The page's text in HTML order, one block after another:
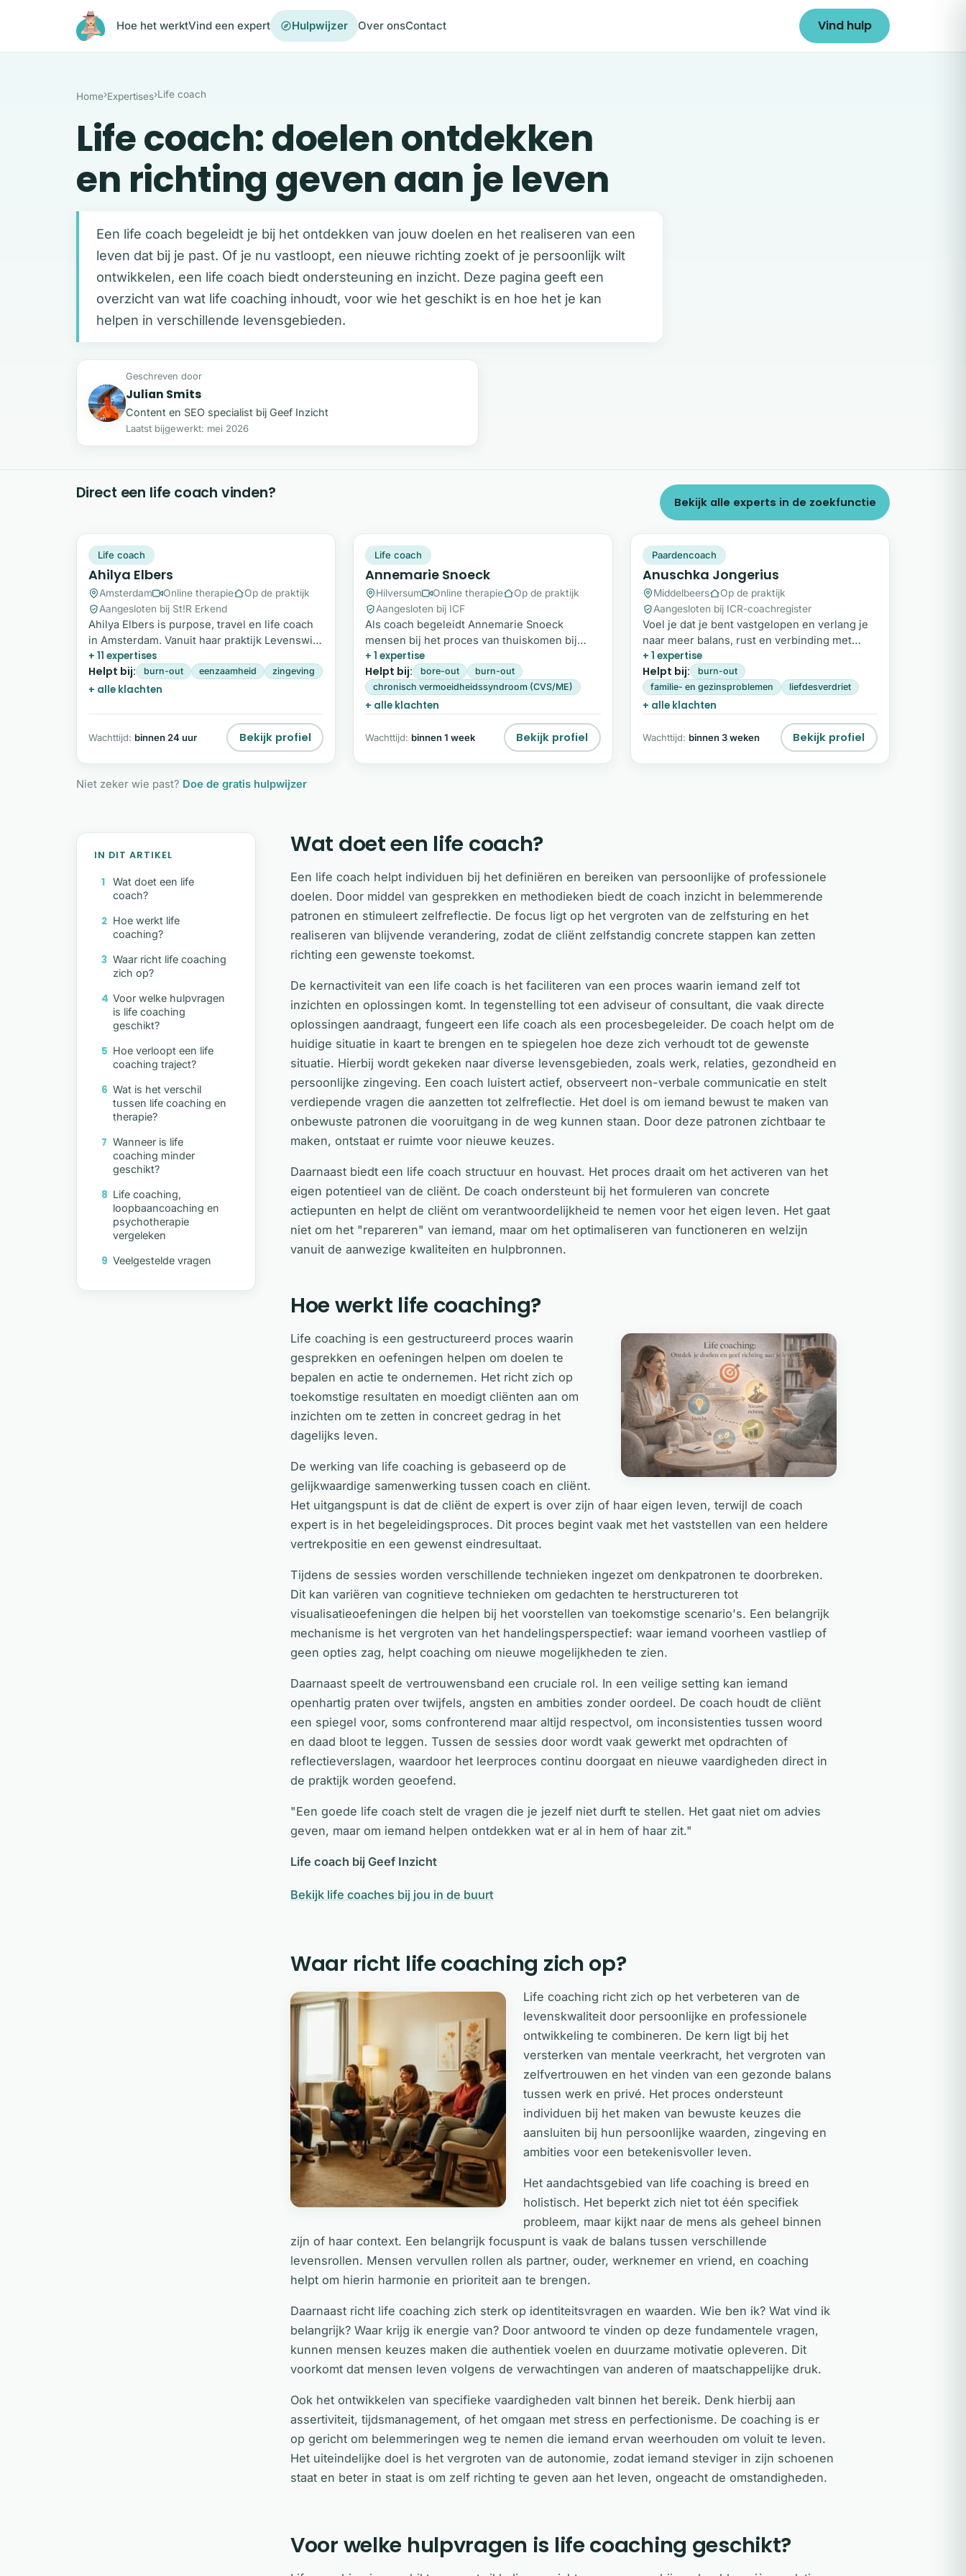
Ga naar de inhoud
Hoe het werktVind een expert Hulpwijzer Over onsContact Vind hulp
Home›Expertises›Life coach
Life coach: doelen ontdekken
en richting geven aan je leven
Een life coach begeleidt je bij het ontdekken van jouw doelen en het realiseren van een
leven dat bij je past. Of je nu vastloopt, een nieuwe richting zoekt of je persoonlijk wilt
ontwikkelen, een life coach biedt ondersteuning en inzicht. Deze pagina geeft een
overzicht van wat life coaching inhoudt, voor wie het geschikt is en hoe het je kan
helpen in verschillende levensgebieden.
JS
Geschreven door
Julian Smits
Content en SEO specialist bij Geef Inzicht
Laatst bijgewerkt: mei 2026
Direct een life coach vinden? Bekijk alle experts in de zoekfunctie
Snel beschikbaar
Life coach
Ahilya Elbers
Amsterdam Online therapie
Op de praktijk
Aangesloten bij St!R Erkend
Ahilya Elbers is purpose, travel en life coach
in Amsterdam. Vanuit haar praktijk Levenswijs
op reis combineert ze coaching met culturele
levenswijsheden van over de…
+ 11 expertises
Helpt bij: burn-out eenzaamheid zingeving
+ alle klachten
Wachttijd: binnen 24 uur Bekijk profiel
Snel beschikbaar
Life coach
Annemarie Snoeck
Hilversum Online therapie
Op de praktijk
Aangesloten bij ICF
Als coach begeleidt Annemarie Snoeck
mensen bij het proces van thuiskomen bij
zichzelf.
+ 1 expertise
Helpt bij: bore-out
burn-out
chronisch vermoeidheidssyndroom (CVS/ME)
+ alle klachten
Wachttijd:binnen 1 week Bekijk profiel
Plek beschikbaar
Paardencoach
Anuschka Jongerius
Middelbeers
Op de praktijk
Aangesloten bij ICR-coachregister
Voel je dat je bent vastgelopen en verlang je
naar meer balans, rust en verbinding met
jezelf?
+ 1 expertise
Helpt bij:
burn-out
familie- en gezinsproblemen
liefdesverdriet
+ alle klachten
Wachttijd: binnen 3 weken Bekijk profiel
Niet zeker wie past? Doe de gratis hulpwijzer
IN DIT ARTIKEL
Wat doet een life
coach?
Hoe werkt life
coaching?
Waar richt life coaching
zich op?
Voor welke hulpvragen
is life coaching
geschikt?
Hoe verloopt een life
coaching traject?
Wat is het verschil
tussen life coaching en
therapie?
Wanneer is life
coaching minder
geschikt?
Life coaching,
loopbaancoaching en
psychotherapie
vergeleken
Veelgestelde vragen
Wat doet een life coach?
Een life coach helpt individuen bij het definiëren en bereiken van persoonlijke of professionele
doelen. Door middel van gesprekken en methodieken biedt de coach inzicht in belemmerende
patronen en stimuleert zelfreflectie. De focus ligt op het vergroten van de zelfsturing en het
realiseren van blijvende verandering, zodat de cliënt zelfstandig concrete stappen kan zetten
richting een gewenste toekomst.
De kernactiviteit van een life coach is het faciliteren van een proces waarin iemand zelf tot
inzichten en oplossingen komt. In tegenstelling tot een adviseur of consultant, die vaak directe
oplossingen aandraagt, fungeert een life coach als een procesbegeleider. De coach helpt om de
huidige situatie in kaart te brengen en te spiegelen hoe deze zich verhoudt tot de gewenste
situatie. Hierbij wordt gekeken naar diverse levensgebieden, zoals werk, relaties, gezondheid en
persoonlijke zingeving. Een coach luistert actief, observeert non-verbale communicatie en stelt
verdiepende vragen die aanzetten tot zelfreflectie. Het doel is om iemand bewust te maken van
onbewuste patronen die vooruitgang in de weg kunnen staan. Door deze patronen zichtbaar te
maken, ontstaat er ruimte voor nieuwe keuzes.
Daarnaast biedt een life coach structuur en houvast. Het proces draait om het activeren van het
eigen potentieel van de cliënt. De coach ondersteunt bij het formuleren van concrete
actiepunten en helpt de cliënt om verantwoordelijkheid te nemen voor het eigen leven. Het gaat
niet om het "repareren" van iemand, maar om het optimaliseren van functioneren en welzijn
vanuit de aanwezige kwaliteiten en hulpbronnen.
Hoe werkt life coaching?
Life coaching is een gestructureerd proces waarin
gesprekken en oefeningen helpen om doelen te
bepalen en actie te ondernemen. Het richt zich op
toekomstige resultaten en moedigt cliënten aan om
inzichten om te zetten in concreet gedrag in het
dagelijks leven.
De werking van life coaching is gebaseerd op de
gelijkwaardige samenwerking tussen coach en cliënt.
Het uitgangspunt is dat de cliënt de expert is over zijn of haar eigen leven, terwijl de coach
expert is in het begeleidingsproces. Dit proces begint vaak met het vaststellen van een heldere
vertrekpositie en een gewenst eindresultaat.
Tijdens de sessies worden verschillende technieken ingezet om denkpatronen te doorbreken.
Dit kan variëren van cognitieve technieken om gedachten te herstructureren tot
visualisatieoefeningen die helpen bij het voorstellen van toekomstige scenario's. Een belangrijk
mechanisme is het vergroten van het handelingsperspectief: waar iemand voorheen vastliep of
geen opties zag, helpt coaching om nieuwe mogelijkheden te zien.
Daarnaast speelt de vertrouwensband een cruciale rol. In een veilige setting kan iemand
openhartig praten over twijfels, angsten en ambities zonder oordeel. De coach houdt de cliënt
een spiegel voor, soms confronterend maar altijd respectvol, om inconsistenties tussen woord
en daad bloot te leggen. Tussen de sessies door wordt vaak gewerkt met opdrachten of
reflectieverslagen, waardoor het leerproces continu doorgaat en nieuwe vaardigheden direct in
de praktijk worden geoefend.
"Een goede life coach stelt de vragen die je jezelf niet durft te stellen. Het gaat niet om advies
geven, maar om iemand helpen ontdekken wat er al in hem of haar zit."
Life coach bij Geef Inzicht
Bekijk life coaches bij jou in de buurt
Waar richt life coaching zich op?
Life coaching richt zich op het verbeteren van de
levenskwaliteit door persoonlijke en professionele
ontwikkeling te combineren. De kern ligt bij het
versterken van mentale veerkracht, het vergroten van
zelfvertrouwen en het vinden van een gezonde balans
tussen werk en privé. Het proces ondersteunt
individuen bij het maken van bewuste keuzes die
aansluiten bij hun persoonlijke waarden, zingeving en
ambities voor een betekenisvoller leven.
Het aandachtsgebied van life coaching is breed en
holistisch. Het beperkt zich niet tot één specifiek
probleem, maar kijkt naar de mens als geheel binnen
zijn of haar context. Een belangrijk focuspunt is vaak de balans tussen verschillende
levensrollen. Mensen vervullen rollen als partner, ouder, werknemer en vriend, en coaching
helpt om hierin harmonie en prioriteit aan te brengen.
Daarnaast richt life coaching zich sterk op identiteitsvragen en waarden. Wie ben ik? Wat vind ik
belangrijk? Waar krijg ik energie van? Door antwoord te vinden op deze fundamentele vragen,
kunnen mensen keuzes maken die authentiek voelen en duurzame motivatie opleveren. Dit
voorkomt dat mensen leven volgens de verwachtingen van anderen of maatschappelijke druk.
Ook het ontwikkelen van specifieke vaardigheden valt binnen het bereik. Denk hierbij aan
assertiviteit, tijdsmanagement, of het omgaan met stress en perfectionisme. De coaching is er
op gericht om belemmeringen weg te nemen die iemand ervan weerhouden om voluit te leven.
Het uiteindelijke doel is het vergroten van de autonomie, zodat iemand steviger in zijn schoenen
staat en beter in staat is om zelf richting te geven aan het leven, ongeacht de omstandigheden.
Voor welke hulpvragen is life coaching geschikt?